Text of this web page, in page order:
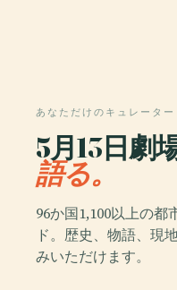
あなただけのキュレーター
5月13日劇
語る。
96か国1,100以上の都
ド。歴史、物語、現
みいただけます。